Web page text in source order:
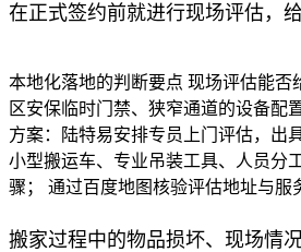
在正式签约前就进行现场评估，
本地化落地的判断要点 现场评估能
区安保临时门禁、狭窄通道的设备配
方案：陆特易安排专员上门评估，出
小型搬运车、专业吊装工具、人员分
骤； 通过百度地图核验评估地址与
搬家过程中的物品损坏、现场情